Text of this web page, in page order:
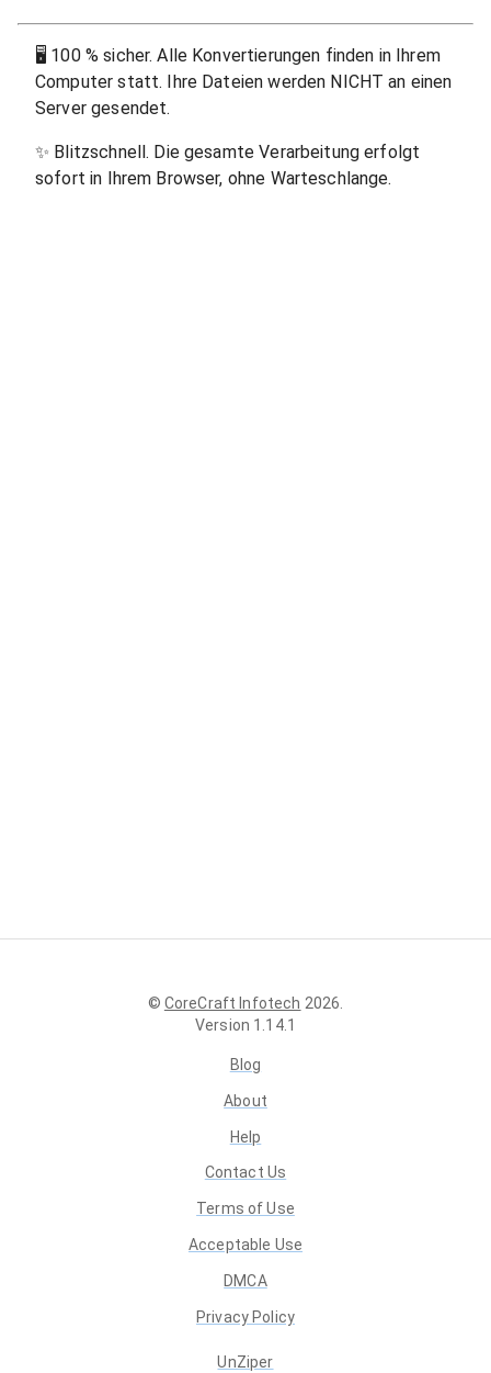
🖥 100 % sicher. Alle Konvertierungen finden in Ihrem
Computer statt. Ihre Dateien werden NICHT an einen
Server gesendet.
✨ Blitzschnell. Die gesamte Verarbeitung erfolgt
sofort in Ihrem Browser, ohne Warteschlange.
© CoreCraft Infotech 2026
Version 1.14.1
Blog
About
Help
Contact Us
Terms of Use
Acceptable Use
DMCA
Privacy Policy
UnZiper